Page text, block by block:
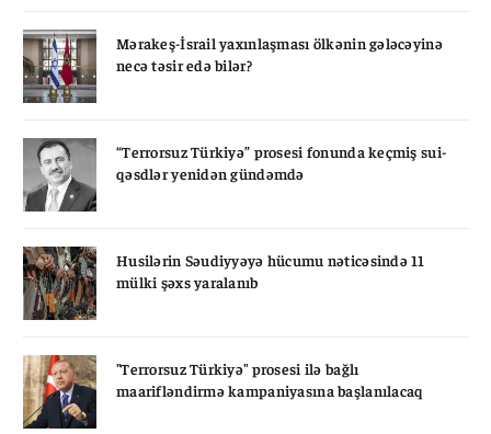
Mərakeş-İsrail yaxınlaşması ölkənin gələcəyinə
necə təsir edə bilər?
“Terrorsuz Türkiyə” prosesi fonunda keçmiş sui-
qəsdlər yenidən gündəmdə
Husilərin Səudiyyəyə hücumu nəticəsində 11
mülki şəxs yaralanıb
"Terrorsuz Türkiyə" prosesi ilə bağlı
maarifləndirmə kampaniyasına başlanılacaq